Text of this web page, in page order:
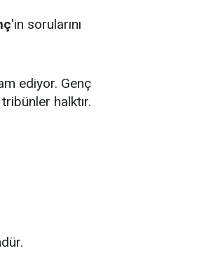
'in sorularını
ediyor. Genç
halktır.